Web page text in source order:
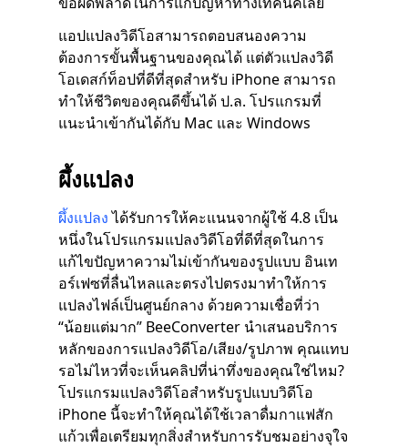
แอปแปลงวิดีโอสามารถตอบสนองความ
ต้องการขั้นพื้นฐานของคุณได้ แต่ตัวแปลงวิดี
โอเดสก์ท็อปที่ดีที่สุดสำหรับ iPhone สามารถ
ทำให้ชีวิตของคุณดีขึ้นได้ ป.ล. โปรแกรมที่
แนะนำเข้ากันได้กับ Mac และ Windows
ผึ้งแปลง
ผึ้งแปลงได้รับการให้คะแนนจากผู้ใช้ 4.8 เป็น
หนึ่งในโปรแกรมแปลงวิดีโอที่ดีที่สุดในการ
แก้ไขปัญหาความไม่เข้ากันของรูปแบบ อินเท
อร์เฟซที่ลื่นไหลและตรงไปตรงมาทำให้การ
แปลงไฟล์เป็นศูนย์กลาง ด้วยความเชื่อที่ว่า
“น้อยแต่มาก” BeeConverter นำเสนอบริการ
หลักของการแปลงวิดีโอ/เสียง/รูปภาพ คุณแทบ
รอไม่ไหวที่จะเห็นคลิปที่น่าทึ่งของคุณใช่ไหม?
โปรแกรมแปลงวิดีโอสำหรับรูปแบบวิดีโอ
iPhone นี้จะทำให้คุณได้ใช้เวลาดื่มกาแฟสัก
แก้วเพื่อเตรียมทุกสิ่งสำหรับการรับชมอย่างจุใจ